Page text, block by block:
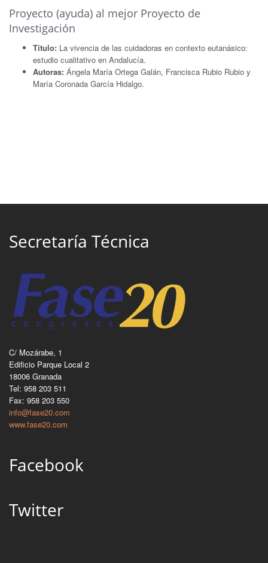
Proyecto (ayuda) al mejor Proyecto de
Investigación
Título: La vivencia de las cuidadoras en contexto eutanásico:
estudio cualitativo en Andalucía.
Autoras: Ángela María Ortega Galán, Francisca Rubio Rubio y
María Coronada García Hidalgo.
Secretaría Técnica
C/ Mozárabe, 1
Edificio Parque Local 2
18006 Granada
Tel: 958 203 511
Fax: 958 203 550
info@fase20.com
www.fase20.com
Facebook
Twitter